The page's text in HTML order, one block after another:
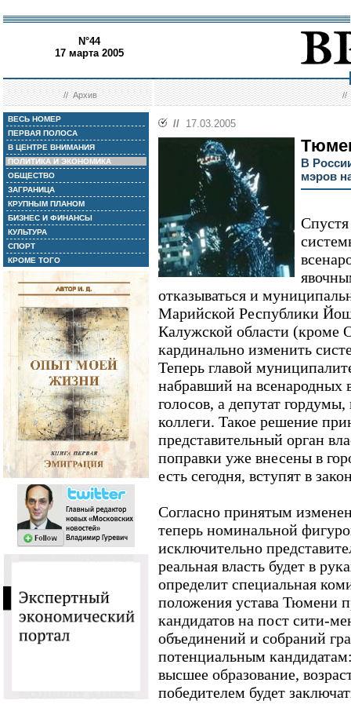
N°44
17 марта 2005
//Архив //
ВЕСЬ НОМЕР
ПЕРВАЯ ПОЛОСА
В ЦЕНТРЕ ВНИМАНИЯ
ПОЛИТИКА И ЭКОНОМИКА
ОБЩЕСТВО
ЗАГРАНИЦА
КРУПНЫМ ПЛАНОМ
БИЗНЕС И ФИНАНСЫ
КУЛЬТУРА
СПОРТ
КРОМЕ ТОГО
// 17.03.2005
В
мэров
отказываться и
Марийской Республики
Калужской области
кардинально изменить
Теперь главой
набравший на всенародных
голосов, а депутат
коллеги. Такое решение
представительный орган
поправки уже внесены в
есть сегодня, вступят в
Согласно принятым
теперь номинальной
исключительно
реальная власть будет в
определит специальная
положения устава Тюмени
кандидатов на пост сити-
объединений и собраний
потенциальным
высшее образование,
победителем будет